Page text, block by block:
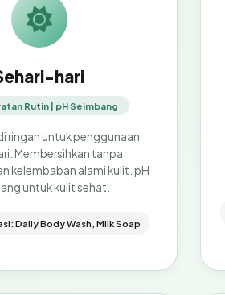
hari
Rutin | pH Seimbang
ringan untuk penggunaan
Membersihkan tanpa
kelembaban alami kulit. pH
untuk kulit sehat.
Daily Body Wash, Milk Soap